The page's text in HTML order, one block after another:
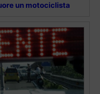
un motociclista